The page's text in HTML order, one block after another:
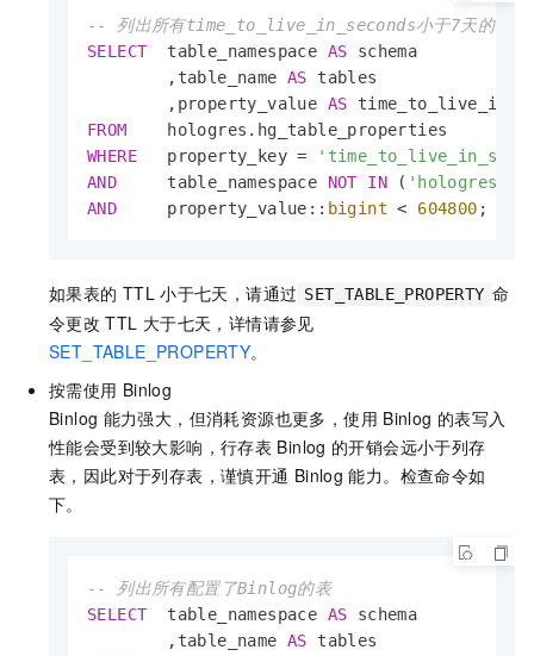
-- 列出所有time_to_live_in_seconds小于7天的表
SELECT
  table_namespace
AS schema
        ,table_name
AS tables
        ,property_value
AS
FROM
WHERE
   property_key
=
AND
     table_namespace
NOT IN ( 'hologres'
AND
     property_value::
bigint < 604800 ;
如果表的 TTL 小于七天，请通过 SET_TABLE_PROPERTY 命
令更改 TTL 大于七天，详情请参见
SET_TABLE_PROPERTY。
按需使用 Binlog
Binlog 能力强大，但消耗资源也更多，使用 Binlog 的表写入
性能会受到较大影响，行存表 Binlog 的开销会远小于列存
表，因此对于列存表，谨慎开通 Binlog 能力。检查命令如
下。
-- 列出所有配置了Binlog的表
SELECT
  table_namespace
AS schema
        ,table_name
AS